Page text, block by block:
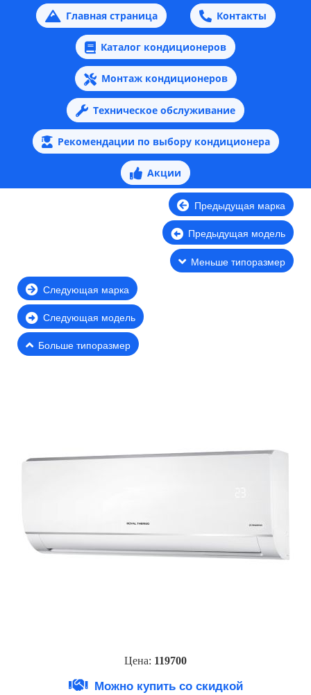
Главная страница Контакты
Каталог кондиционеров
Монтаж кондиционеров
Техническое обслуживание
Рекомендации по выбору кондиционера
Акции
Предыдущая марка
Предыдущая модель
Меньше типоразмер
Следующая марка
Следующая модель
Больше типоразмер
Цена: 119700
Можно купить со скидкой